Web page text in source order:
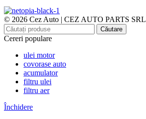
© 2026 Cez Auto | CEZ AUTO PARTS SRL
Căutare
Cereri populare
ulei motor
covorase auto
acumulator
filtru ulei
filtru aer
Închidere